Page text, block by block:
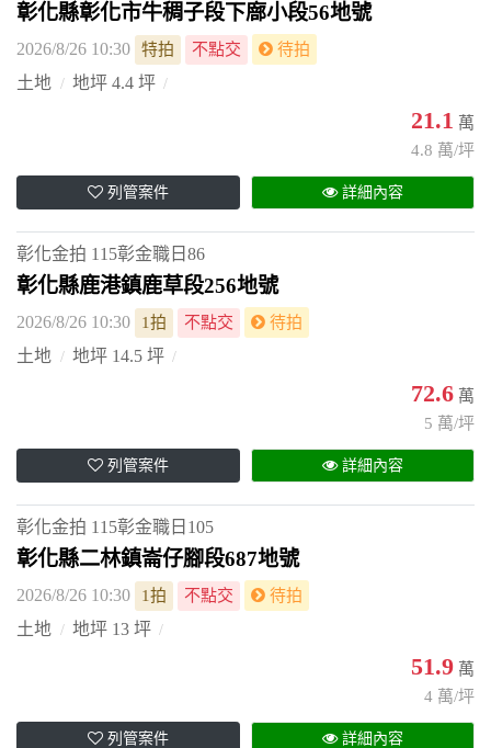
彰化縣彰化市牛稠子段下廍小段56地號
2026/8/26 10:30 特拍 不點交 待拍
土地 地坪 4.4 坪
21.1 萬
4.8 萬/坪
列管案件 詳細內容
彰化金拍 115彰金職日86
彰化縣鹿港鎮鹿草段256地號
2026/8/26 10:30 1拍 不點交 待拍
土地 地坪 14.5 坪
72.6 萬
5 萬/坪
列管案件 詳細內容
彰化金拍 115彰金職日105
彰化縣二林鎮崙仔腳段687地號
2026/8/26 10:30 1拍 不點交 待拍
土地 地坪 13 坪
51.9 萬
4 萬/坪
列管案件 詳細內容